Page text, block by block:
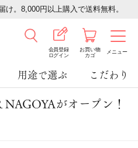
。8,000円以上購入で送料無料。
会員登録
ログイン
お買い物
カゴ
メニュー
用途で選ぶ こだわり
がオープン！